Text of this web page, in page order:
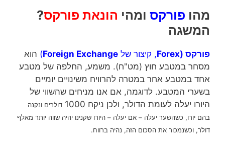
מהו פורקס ומהי הונאת פורקס?
המשגה
פורקס (Forex , קיצור של Foreign Exchange
) הוא
מסחר במטבע חוץ (מט"ח). משמע, החלפה של מטבע
אחד במטבע אחר במטרה להרוויח משינויים יומיים
בשערי המטבע. לדוגמה, אם אנו מניחים שהשווי של
היורו יעלה לעומת הדולר, ולכן ניקח 1000
דולרים ונקנה
בהם יורו, כשהשער יעלה – אם יעלה – היורו שקנינו יהיה שווה יותר מאלף
דולר, וכשנמכור את הסכום הזה, נהיה ברווח.